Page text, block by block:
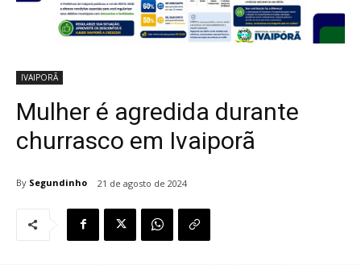
IVAIPORÃ
Mulher é agredida durante
churrasco em Ivaiporã
By Segundinho 21 de agosto de 2024